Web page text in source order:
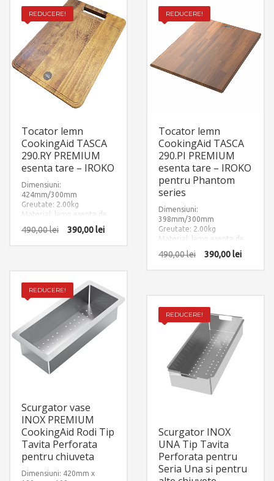
REDUCERE!
Tocator lemn
CookingAid TASCA
290.RY PREMIUM
esenta tare – IROKO
Dimensiuni:
424mm/300mm
Greutate: 2.00kg
Material: lemn esenta de
490,00lei 390,00lei
REDUCERE!
Tocator lemn
CookingAid TASCA
290.PI PREMIUM
esenta tare – IROKO
pentru Phantom
series
Dimensiuni:
398mm/300mm
Greutate: 2.00kg
Material: lemn esenta de
490,00lei 390,00lei
REDUCERE!
Scurgator vase
INOX PREMIUM
CookingAid Rodi Tip
Tavita Perforata
pentru chiuveta
Dimensiuni: 420mm x
REDUCERE!
Scurgator INOX
UNA Tip Tavita
Perforata pentru
Seria Una si pentru